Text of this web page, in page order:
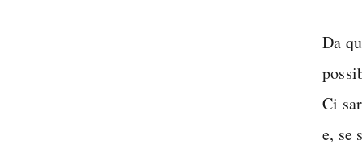
Da
Ci
e, se